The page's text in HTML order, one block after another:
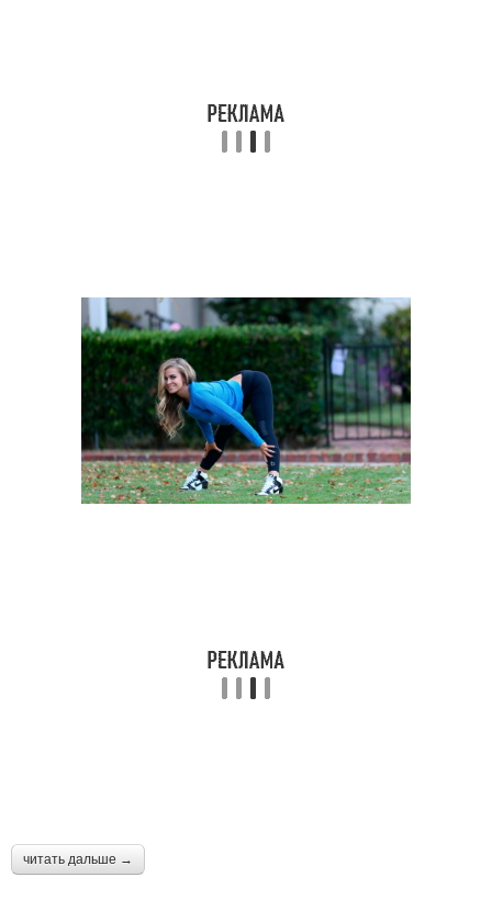
читать дальше →